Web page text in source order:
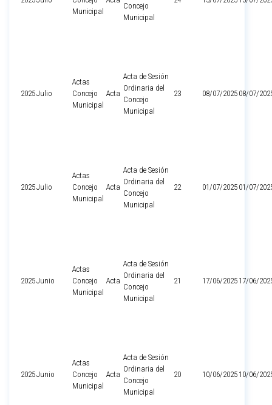
Municipal
Concejo
Municipal
2025Julio
Actas
Concejo
Municipal
Acta
Acta de Sesión
Ordinaria del
Concejo
Municipal
23 08/07/2025 08/07/
2025Julio
Actas
Concejo
Municipal
Acta
Acta de Sesión
Ordinaria del
Concejo
Municipal
22 01/07/2025 01/07/
2025Junio
Actas
Concejo
Municipal
Acta
Acta de Sesión
Ordinaria del
Concejo
Municipal
21 17/06/2025 17/06/
2025Junio
Actas
Concejo
Municipal
Acta
Acta de Sesión
Ordinaria del
Concejo
Municipal
20 10/06/2025 10/06/